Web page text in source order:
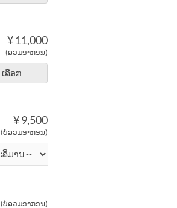
¥ 11,000
(ລວມອາກອນ)
ເລືອກ
¥ 9,500
(ບໍ່ລວມອາກອນ)
(ບໍ່ລວມອາກອນ)